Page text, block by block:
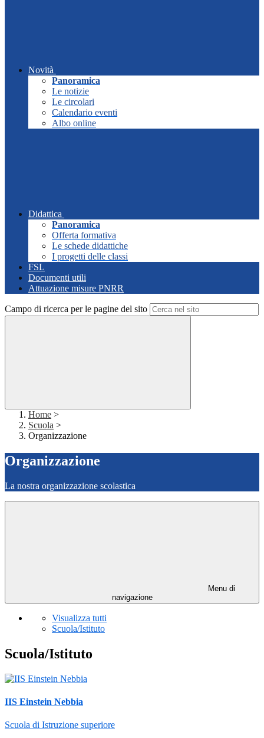
Novità
Panoramica
Le notizie
Le circolari
Calendario eventi
Albo online
Didattica
Panoramica
Offerta formativa
Le schede didattiche
I progetti delle classi
FSL
Documenti utili
Attuazione misure PNRR
Campo di ricerca per le pagine del sito
Home >
Scuola >
Organizzazione
Organizzazione
La nostra organizzazione scolastica
Menu di
navigazione
Visualizza tutti
Scuola/Istituto
Scuola/Istituto
IIS Einstein Nebbia
Scuola di Istruzione superiore